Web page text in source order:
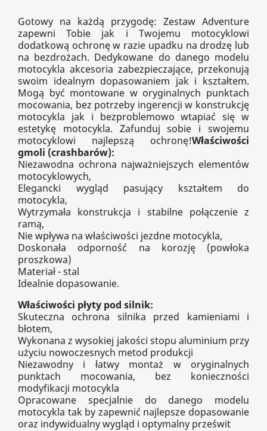
Gotowy na każdą przygodę: Zestaw Adventure
zapewni Tobie jak i Twojemu motocyklowi
dodatkową ochronę w razie upadku na drodzę lub
na bezdrożach. Dedykowane do danego modelu
motocykla akcesoria zabezpieczające, przekonują
swoim idealnym dopasowaniem jak i kształtem.
Mogą być montowane w oryginalnych punktach
mocowania, bez potrzeby ingerencji w konstrukcję
motocykla jak i bezproblemowo wtapiać się w
estetykę motocykla. Zafunduj sobie i swojemu
motocyklowi najlepszą ochronę!Właściwości
gmoli (crashbarów):
Niezawodna ochrona najważniejszych elementów
motocyklowych,
Elegancki wygląd pasujący kształtem do
motocykla,
Wytrzymała konstrukcja i stabilne połączenie z
ramą,
Nie wpływa na właściwości jezdne motocykla,
Doskonała odporność na korozję (powłoka
proszkowa)
Materiał - stal
Idealnie dopasowanie.
Właściwości płyty pod silnik:
Skuteczna ochrona silnika przed kamieniami i
błotem,
Wykonana z wysokiej jakości stopu aluminium przy
użyciu nowoczesnych metod produkcji
Niezawodny i łatwy montaż w oryginalnych
punktach mocowania, bez konieczności
modyfikacji motocykla
Opracowane specjalnie do danego modelu
motocykla tak by zapewnić najlepsze dopasowanie
oraz indywidualny wygląd i optymalny prześwit